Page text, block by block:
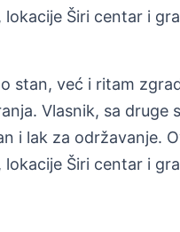
Širi centar i
stan, već i ritam
Vlasnik, sa
i lak za održavanje.
Širi centar i